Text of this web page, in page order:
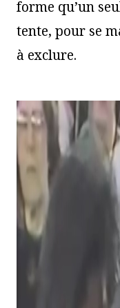
forme qu’un
tente, pour se
à exclure.